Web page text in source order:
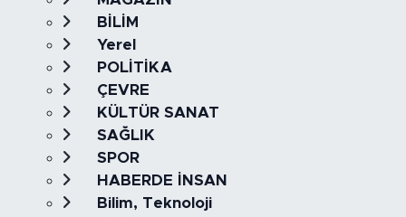
BİLİM
Yerel
POLİTİKA
ÇEVRE
KÜLTÜR SANAT
SAĞLIK
SPOR
HABERDE İNSAN
Bilim, Teknoloji